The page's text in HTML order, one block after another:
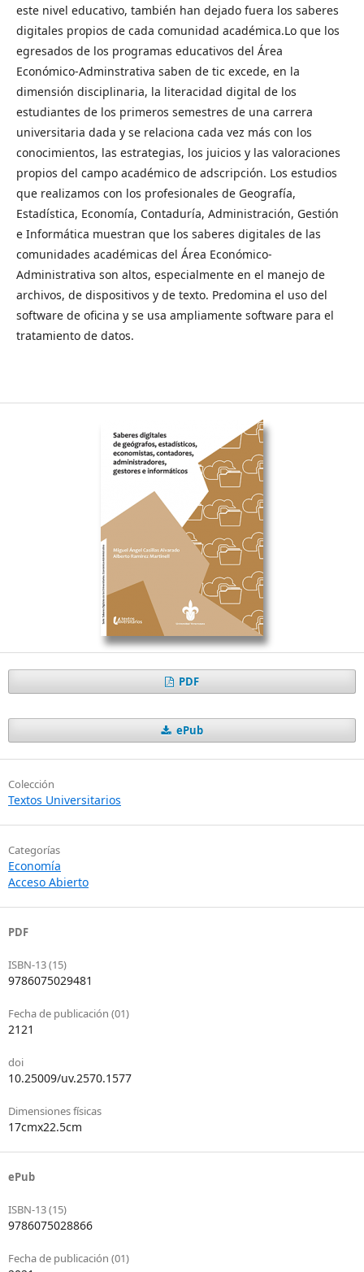
este nivel educativo, también han dejado fuera los saberes
digitales propios de cada comunidad académica.Lo que los
egresados de los programas educativos del Área
Económico-Adminstrativa saben de tic excede, en la
dimensión disciplinaria, la literacidad digital de los
estudiantes de los primeros semestres de una carrera
universitaria dada y se relaciona cada vez más con los
conocimientos, las estrategias, los juicios y las valoraciones
propios del campo académico de adscripción. Los estudios
que realizamos con los profesionales de Geografía,
Estadística, Economía, Contaduría, Administración, Gestión
e Informática muestran que los saberes digitales de las
comunidades académicas del Área Económico-
Administrativa son altos, especialmente en el manejo de
archivos, de dispositivos y de texto. Predomina el uso del
software de oficina y se usa ampliamente software para el
tratamiento de datos.
PDF
ePub
Colección
Textos Universitarios
Categorías
Economía
Acceso Abierto
PDF
ISBN-13 (15)
9786075029481
Fecha de publicación (01)
2121
doi
10.25009/uv.2570.1577
Dimensiones físicas
17cmx22.5cm
ePub
ISBN-13 (15)
9786075028866
Fecha de publicación (01)